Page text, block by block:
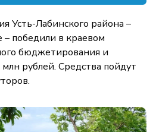
Усть-Лабинского района –
победили в краевом
бюджетирования и
рублей. Средства пойдут